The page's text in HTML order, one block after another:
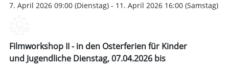
7. April 2026 09:00 (Dienstag) - 11. April 2026 16:00 (Samstag)
Filmworkshop II - in den Osterferien für Kinder
und Jugendliche Dienstag, 07.04.2026 bis